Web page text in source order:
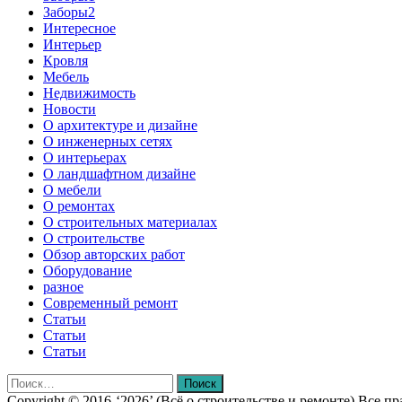
Заборы2
Интересное
Интерьер
Кровля
Мебель
Недвижимость
Новости
О архитектуре и дизайне
О инженерных сетях
О интерьерах
О ландшафтном дизайне
О мебели
О ремонтах
О строительных материалах
О строительстве
Обзор авторских работ
Оборудование
разное
Современный ремонт
Статьи
Статьи
Статьи
Найти: